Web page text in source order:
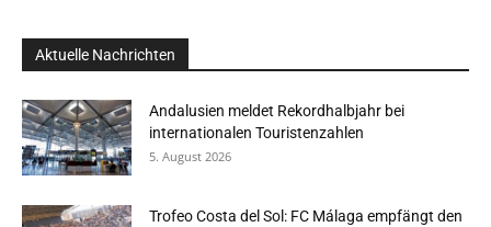
Aktuelle Nachrichten
Andalusien meldet Rekordhalbjahr bei
internationalen Touristenzahlen
5. August 2026
Trofeo Costa del Sol: FC Málaga empfängt den